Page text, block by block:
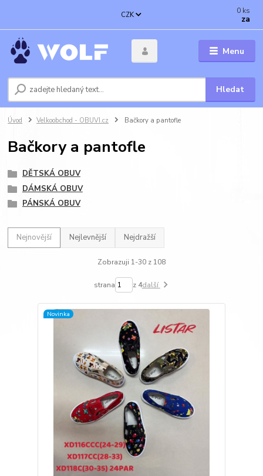
Menu
CZK
Hledat
0 ks
za
Úvod Velkoobchod - OBUVI.cz Bačkory a pantofle
Bačkory a pantofle
DĚTSKÁ OBUV
DÁMSKÁ OBUV
PÁNSKÁ OBUV
Nejnovější Nejlevnější Nejdražší
Zobrazuji 1-30 z 108
strana z 4další
Novinka